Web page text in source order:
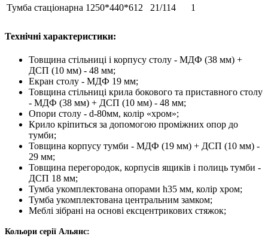
Тумба стаціонарна 1250*440*612 21/114 1
Технічні характеристики:
Товщина стільниці і корпусу столу - МДФ (38 мм) +
ДСП (10 мм) - 48 мм;
Екран столу - МДФ 19 мм;
Товщина стільниці крила бокового та приставного столу
- МДФ (38 мм) + ДСП (10 мм) - 48 мм;
Опори столу - d-80мм, колір «хром»;
Крило кріпиться за допомогою проміжних опор до
тумби;
Товщина корпусу тумби - МДФ (19 мм) + ДСП (10 мм) -
29 мм;
Товщина перегородок, корпусів ящиків і полиць тумби -
ДСП 18 мм;
Тумба укомплектована опорами h35 мм, колір хром;
Тумба укомплектована центральним замком;
Меблі зібрані на основі ексцентрикових стяжок;
Кольори серії Альянс: